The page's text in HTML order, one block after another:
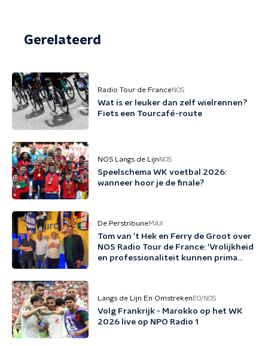
Gerelateerd
Radio Tour de FranceNOS
Wat is er leuker dan zelf wielrennen?
Fiets een Tourcafé-route
NOS Langs de Lijn NOS
Speelschema WK voetbal 2026:
wanneer hoor je de finale?
De PerstribuneMAX
Tom van 't Hek en Ferry de Groot over
NOS Radio Tour de France: 'Vrolijkheid
en professionaliteit kunnen prima
Langs de Lijn En Omstreken EO/NOS
Volg Frankrijk - Marokko op het WK
2026 live op NPO Radio 1